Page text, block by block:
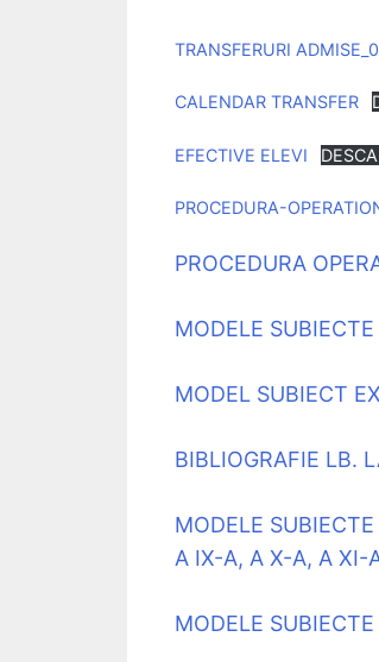
TRANSFERURI
CALENDAR TRANSFER
EFECTIVE ELEVI
PROCEDURA-
PROCEDURA
MODELE
MODEL SUBIECT
BIBLIOGRAFIE LB.
MODELE
A IX-A, A X-A, A XI-
MODELE